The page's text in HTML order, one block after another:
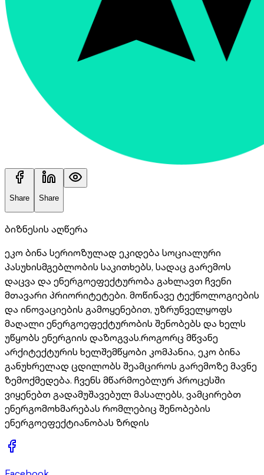
Share Share
ბიზნესის აღწერა
ეკო ბინა სერიოზულად ეკიდება სოციალური
პასუხისმგებლობის საკითხებს, სადაც გარემოს
დაცვა და ენერგოეფექტურობა გახლავთ ჩვენი
მთავარი პრიორიტეტები. მოწინავე ტექნოლოგიების
და ინოვაციების გამოყენებით, უზრუნველყოფს
მაღალი ენერგოეფექტურობის შენობებს და ხელს
უწყობს ენერგიის დაზოგვას.როგორც მწვანე
არქიტექტურის ხელშემწყობი კომპანია, ეკო ბინა
განუხრელად ცდილობს შეამციროს გარემოზე მავნე
ზემოქმედება. ჩვენს მწარმოებლურ პროცესში
ვიყენებთ გადამუშავებულ მასალებს, ვამცირებთ
ენერგომოხმარებას რომლებიც შენობების
ენერგოეფექტიანობას ზრდის